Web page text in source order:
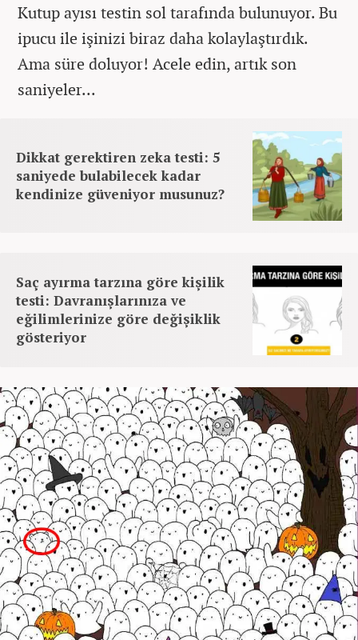
Kutup ayısı testin sol tarafında bulunuyor. Bu
ipucu ile işinizi biraz daha kolaylaştırdık.
Ama süre doluyor! Acele edin, artık son
saniyeler...
Dikkat gerektiren zeka testi: 5
saniyede bulabilecek kadar
kendinize güveniyor musunuz?
Saç ayırma tarzına göre kişilik
testi: Davranışlarınıza ve
eğilimlerinize göre değişiklik
gösteriyor